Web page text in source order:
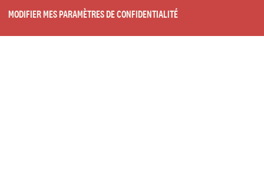
MODIFIER MES PARAMÈTRES DE CONFIDENTIALITÉ